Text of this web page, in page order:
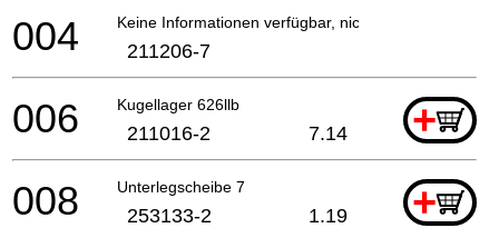
Keine Informationen verfügbar, nicht bestellbar
004 211206-7
Kugellager 626llb +
006 211016-2 7.14
Unterlegscheibe 7 +
008 253133-2 1.19